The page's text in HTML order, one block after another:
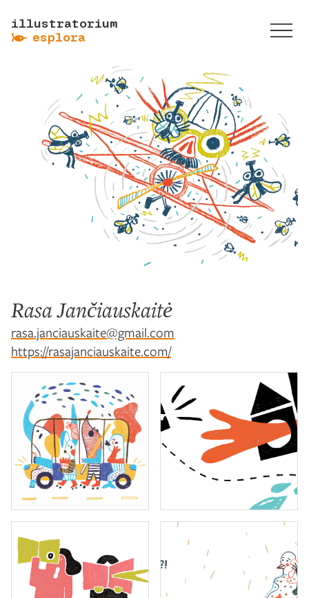
illustratorium
ẞ esplora
Rasa Jančiauskaitė
rasa.janciauskaite@gmail.com
https://rasajanciauskaite.com/